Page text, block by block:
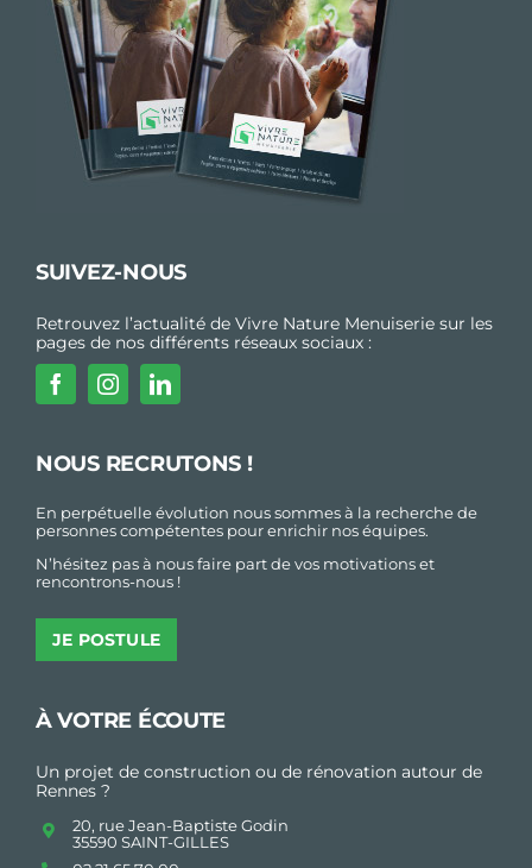
SUIVEZ-NOUS
Retrouvez l’actualité de Vivre Nature Menuiserie sur les
pages de nos différents réseaux sociaux :
NOUS RECRUTONS !
En perpétuelle évolution nous sommes à la recherche de
personnes compétentes pour enrichir nos équipes.
N’hésitez pas à nous faire part de vos motivations et
rencontrons-nous !
JE POSTULE
À VOTRE ÉCOUTE
Un projet de construction ou de rénovation autour de
Rennes ?
20, rue Jean-Baptiste Godin
35590 SAINT-GILLES